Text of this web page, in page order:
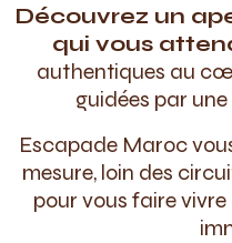
Découvrez un
qui vous
authentiques au
guidées par
Escapade Maroc
mesure, loin des
pour vous faire